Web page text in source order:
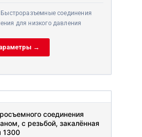
Быстроразъемные соединения
для низкого давления
→
соединения
с резьбой, закалённая
1300